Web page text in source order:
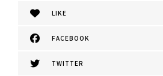
LIKE
FACEBOOK
TWITTER